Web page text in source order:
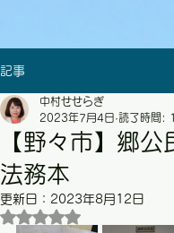
記事
【野々市】郷
法務本
中村せせらぎ
2023年7月4日 読了時間:
更新日： 2023年8月12日
5つ星のうちNaNと評価